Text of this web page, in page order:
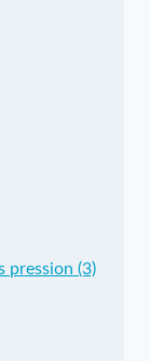
pression (3)